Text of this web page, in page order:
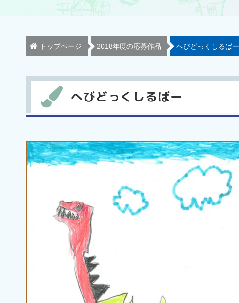
トップページ 2018年度の応募作品 へびどっくしるばー
へびどっくしるばー